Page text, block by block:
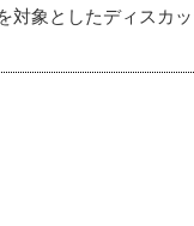
対象としたディスカ